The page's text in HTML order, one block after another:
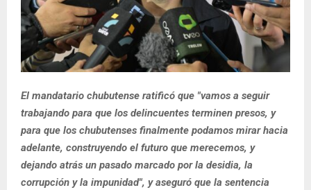
El mandatario chubutense ratificó que "vamos a seguir
trabajando para que los delincuentes terminen presos, y
para que los chubutenses finalmente podamos mirar hacia
adelante, construyendo el futuro que merecemos, y
dejando atrás un pasado marcado por la desidia, la
corrupción y la impunidad", y aseguró que la sentencia